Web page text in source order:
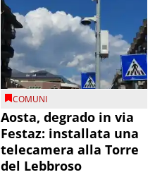
COMUNI
Aosta, degrado in via
Festaz: installata una
telecamera alla Torre
del Lebbroso